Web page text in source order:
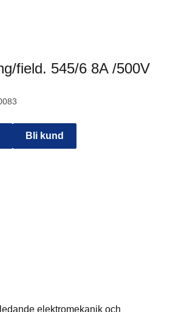
field. 545/6 8A /500V
Bli kund
elektromekanik och